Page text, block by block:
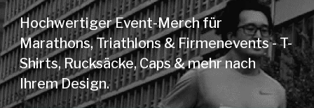
Ihrem Design.
Angebot anfordern